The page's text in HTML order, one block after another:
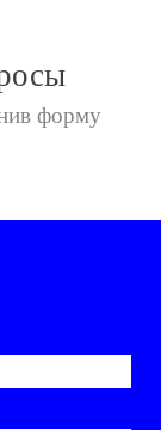
форму